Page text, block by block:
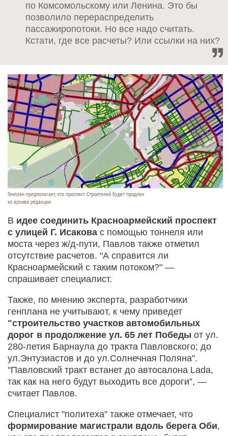
по Комсомольскому или Ленина. Это бы
позволило перераспределить
пассажиропотоки. Но все надо считать.
Кстати, где все расчеты? Или ссылки на них?
Генплан предполагает, что проспект Строителей будет продлен
из архива редакции
В идее соединить Красноармейский проспект
с улицей Г. Исакова с помощью тоннеля или
моста через ж/д-пути, Павлов также отметил
отсутствие расчетов. "А справится ли
Красноармейский с таким потоком?" —
спрашивает специалист.
Также, по мнению эксперта, разработчики
генплана не учитывают, к чему приведет
"строительство участков автомобильных
дорог в продолжение ул. 65 лет Победы от ул.
280-летия Барнаула до тракта Павловского; до
ул.Энтузиастов и до ул.Солнечная Поляна".
"Павловский тракт встанет до автосалона Lada,
так как на него будут выходить все дороги”, —
считает Павлов.
Специалист "политеха" также отмечает, что
формирование магистрали вдоль берега Оби,